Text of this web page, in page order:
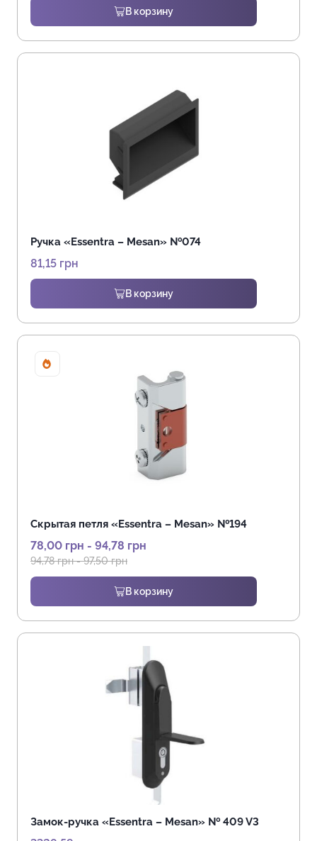
В корзину
Ручка «Essentra – Mesan» №074
81,15 грн
В корзину
Sale!
Скрытая петля «Essentra – Mesan» №194
78,00 грн - 94,78 грн
94,78грн-97,50грн
В корзину
Замок-ручка «Essentra – Mesan» № 409 V3